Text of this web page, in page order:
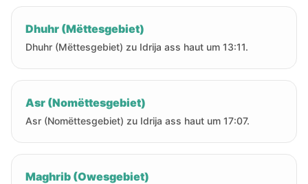
Dhuhr (Mëttesgebiet)
Dhuhr (Mëttesgebiet) zu Idrija ass haut um 13:11.
Asr (Nomëttesgebiet)
Asr (Nomëttesgebiet) zu Idrija ass haut um 17:07.
Maghrib (Owesgebiet)